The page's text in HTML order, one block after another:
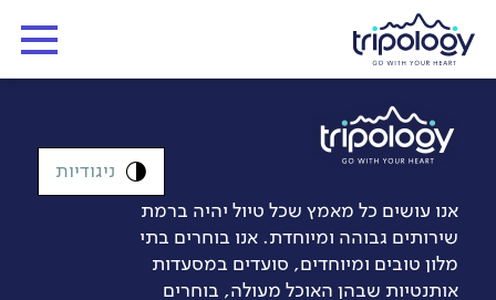
אנו עושים כל מאמץ שכל טיול יהיה ברמת
שירותים גבוהה ומיוחדת. אנו בוחרים בתי
מלון טובים ומיוחדים, סועדים במסעדות
אותנטיות שבהן האוכל מעולה, בוחרים
ניגודיות